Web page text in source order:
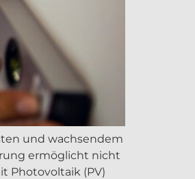
und wachsendem
ermöglicht nicht
Photovoltaik (PV)